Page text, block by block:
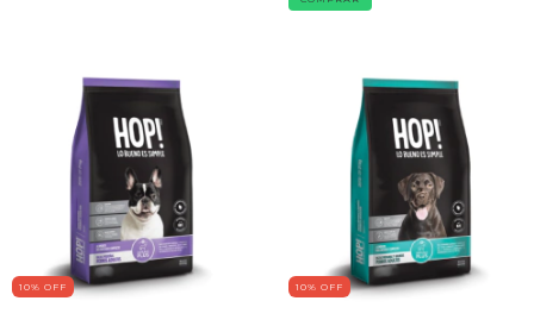
10% OFF 10% OFF